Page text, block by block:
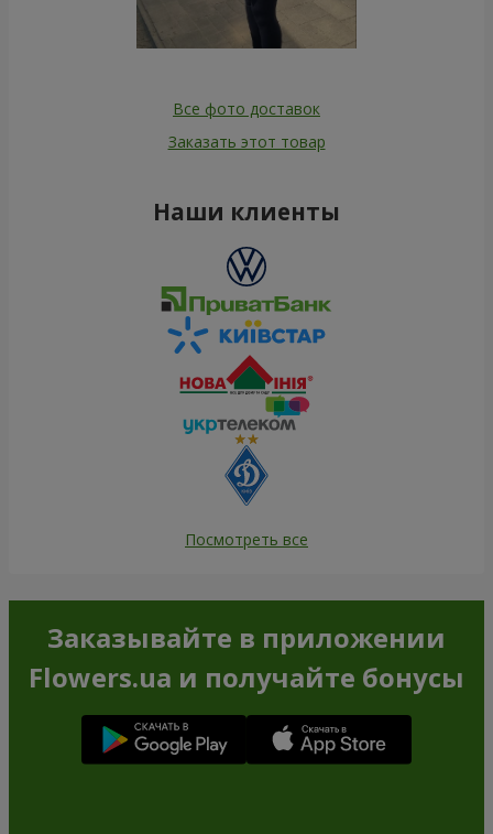
Все фото доставок
Заказать этот товар
Наши клиенты
Посмотреть все
Заказывайте в приложении
Flowers.ua и получайте бонусы